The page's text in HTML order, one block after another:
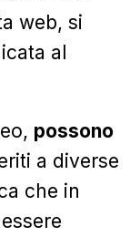
web, si
al
possono
a diverse
che in